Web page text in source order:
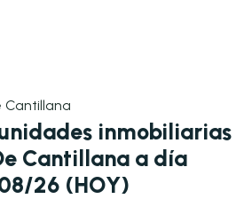
Cantillana
inmobiliarias
Cantillana a día
26 (HOY)